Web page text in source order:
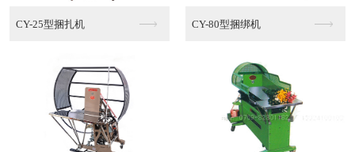
多功能棉绳捆绑机MT... 半自动PE捆绑机